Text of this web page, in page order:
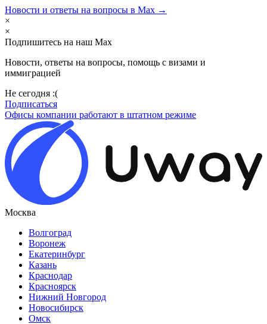
Новости и ответы на вопросы в Max →
×
×
Подпишитесь на наш Max
Новости, ответы на вопросы, помощь с визами и
иммиграцией
Не сегодня :(
Подписаться
Офисы компании работают в штатном режиме
Москва
Волгоград
Воронеж
Екатеринбург
Казань
Краснодар
Красноярск
Нижний Новгород
Новосибирск
Омск